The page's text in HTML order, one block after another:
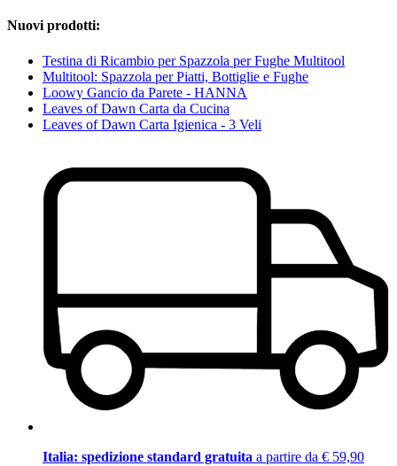
Nuovi prodotti:
Testina di Ricambio per Spazzola per Fughe Multitool
Multitool: Spazzola per Piatti, Bottiglie e Fughe
Loowy Gancio da Parete - HANNA
Leaves of Dawn Carta da Cucina
Leaves of Dawn Carta Igienica - 3 Veli
Italia: spedizione standard gratuita a partire da € 59,90